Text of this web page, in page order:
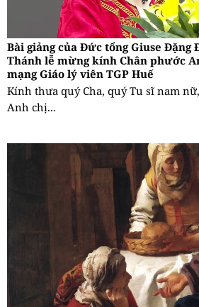
Bài giảng của Đức tổng Giuse Đặng
Thánh lễ mừng kính Chân phước
mạng Giáo lý viên TGP Huế
Kính thưa quý Cha, quý Tu sĩ nam
Anh chị...